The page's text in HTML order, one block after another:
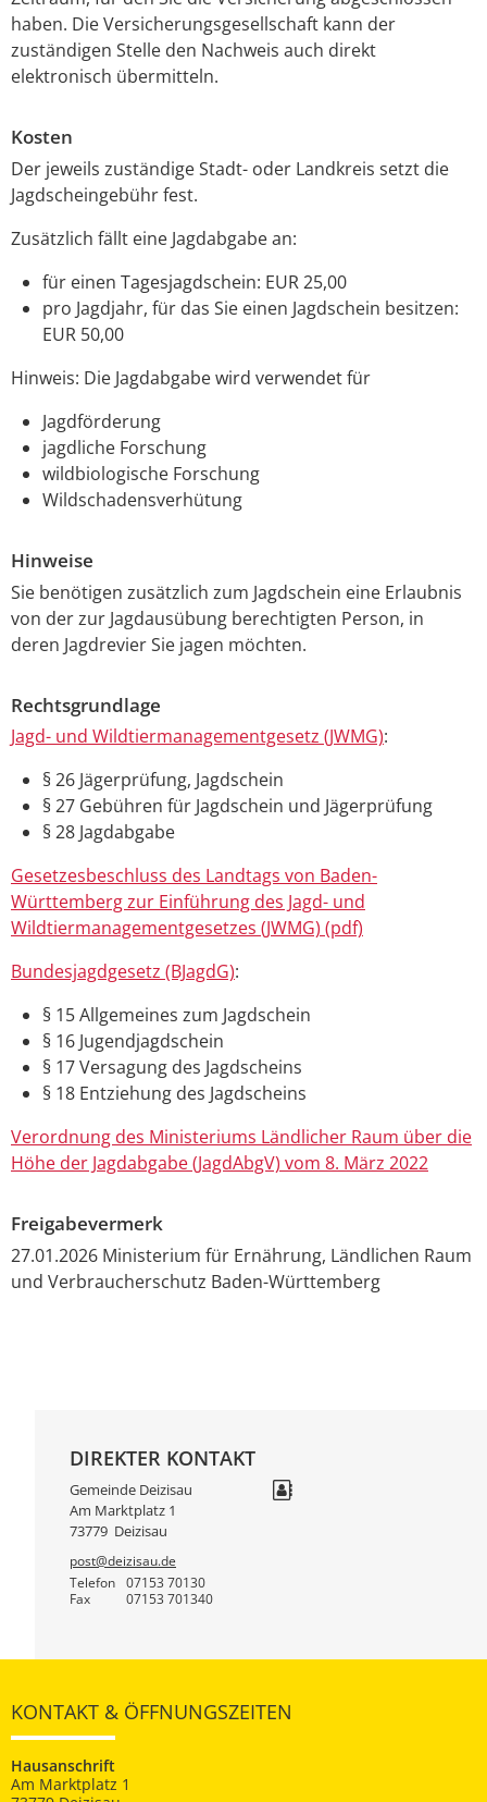
haben. Die Versicherungsgesellschaft kann der
zuständigen Stelle den Nachweis auch direkt
elektronisch übermitteln.
Kosten
Der jeweils zuständige Stadt- oder Landkreis setzt die
Jagdscheingebühr fest.
Zusätzlich fällt eine Jagdabgabe an:
für einen Tagesjagdschein: EUR 25,00
pro Jagdjahr, für das Sie einen Jagdschein besitzen:
EUR 50,00
Hinweis: Die Jagdabgabe wird verwendet für
Jagdförderung
jagdliche Forschung
wildbiologische Forschung
Wildschadensverhütung
Hinweise
Sie benötigen zusätzlich zum Jagdschein eine Erlaubnis
von der zur Jagdausübung berechtigten Person, in
deren Jagdrevier Sie jagen möchten.
Rechtsgrundlage
Jagd- und Wildtiermanagementgesetz (JWMG):
§ 26 Jägerprüfung, Jagdschein
§ 27 Gebühren für Jagdschein und Jägerprüfung
§ 28 Jagdabgabe
Gesetzesbeschluss des Landtags von Baden-
Württemberg zur Einführung des Jagd- und
Wildtiermanagementgesetzes (JWMG) (pdf)
Bundesjagdgesetz (BJagdG):
§ 15 Allgemeines zum Jagdschein
§ 16 Jugendjagdschein
§ 17 Versagung des Jagdscheins
§ 18 Entziehung des Jagdscheins
Verordnung des Ministeriums Ländlicher Raum über die
Höhe der Jagdabgabe (JagdAbgV) vom 8. März 2022
Freigabevermerk
27.01.2026 Ministerium für Ernährung, Ländlichen Raum
und Verbraucherschutz Baden-Württemberg
DIREKTER KONTAKT
Gemeinde Deizisau
Am Marktplatz 1
73779 Deizisau
post@deizisau.de
Telefon
07153 70130
Fax 07153 701340
KONTAKT & ÖFFNUNGSZEITEN
Hausanschrift
Am Marktplatz 1